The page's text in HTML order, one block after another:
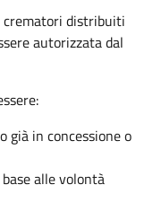
crematori distribuiti
autorizzata dal
già in concessione o
alle volontà